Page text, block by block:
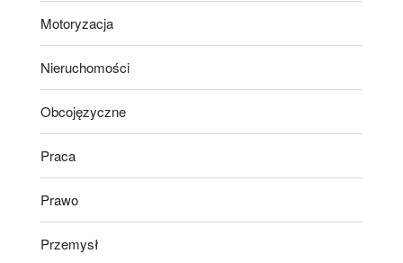
Motoryzacja
Nieruchomości
Obcojęzyczne
Praca
Prawo
Przemysł